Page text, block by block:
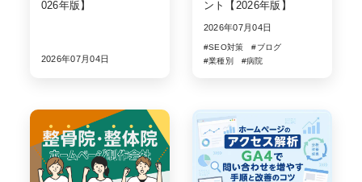
026年版】
2026年07月04日
ント【2026年版】
2026年07月04日
#SEO対策
#ブログ
#業種別
#病院